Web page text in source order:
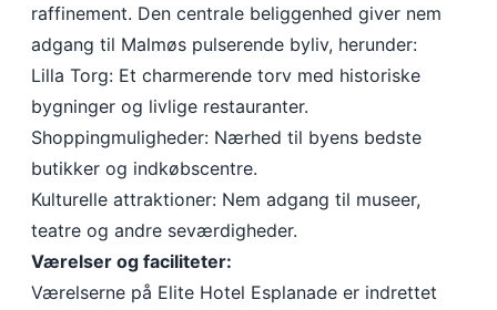
raffinement. Den centrale beliggenhed giver nem
adgang til Malmøs pulserende byliv, herunder:
Lilla Torg: Et charmerende torv med historiske
bygninger og livlige restauranter.
Shoppingmuligheder: Nærhed til byens bedste
butikker og indkøbscentre.
Kulturelle attraktioner: Nem adgang til museer,
teatre og andre seværdigheder.
Værelser og faciliteter:
Værelserne på Elite Hotel Esplanade er indrettet